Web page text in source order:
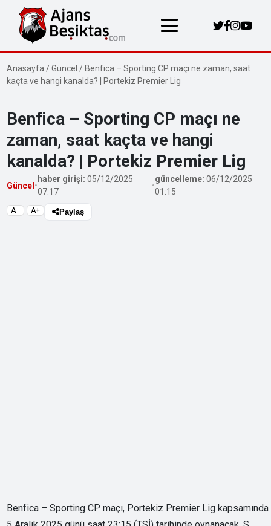
Anasayfa /Güncel / Benfica – Sporting CP maçı ne zaman, saat
kaçta ve hangi kanalda? | Portekiz Premier Lig
Benfica – Sporting CP maçı ne
zaman, saat kaçta ve hangi
kanalda? | Portekiz Premier Lig
Güncel•
haber girişi: 05/12/2025
07:17
•
güncelleme: 06/12/2025
01:15
A− A+ Paylaş
Benfica – Sporting CP maçı, Portekiz Premier Lig kapsamında